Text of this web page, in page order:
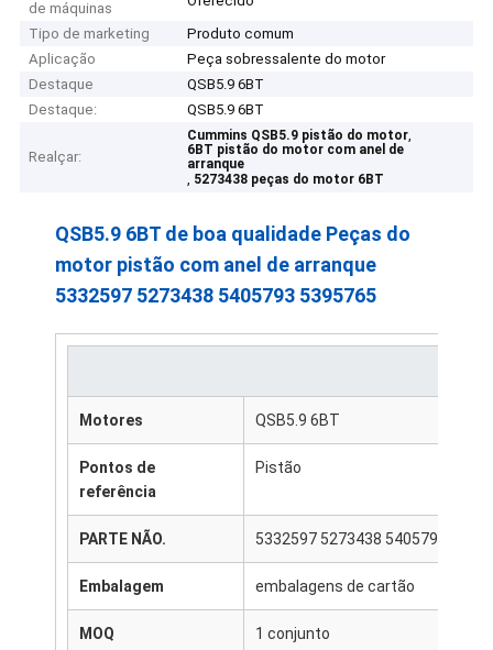
de máquinas
Tipo de marketing
Produto comum
Aplicação
Peça sobressalente do motor
Destaque
QSB5.9 6BT
Destaque:
QSB5.9 6BT
Realçar:
Cummins QSB5.9 pistão do motor,
6BT pistão do motor com anel de
arranque
, 5273438 peças do motor 6BT
QSB5.9 6BT de boa qualidade Peças do
motor pistão com anel de arranque
5332597 5273438 5405793 5395765
Motores QSB5.9 6BT
Pontos de
referência
Pistão
PARTE NÃO. 5332597 5273438 5405793
Embalagem embalagens de cartão
MOQ 1 conjunto